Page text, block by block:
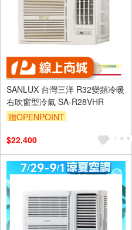
SANLUX 台灣三洋 R32變頻冷暖
右吹窗型冷氣 SA-R28VHR
贈OPENPOINT
$22,400